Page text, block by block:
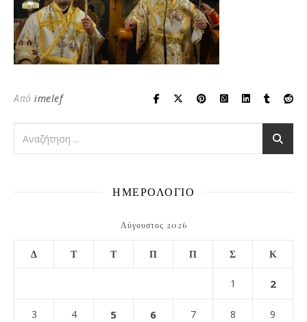
Από imelef
ΗΜΕΡΟΛΟΓΙΟ
Αύγουστος 2026
Δ Τ Τ Π Π Σ Κ
1 2
3 4 5 6 7 8 9